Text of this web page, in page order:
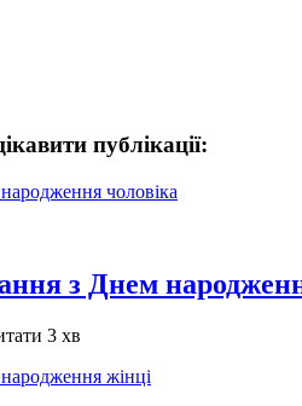
публікації:
з Днем
3 хв